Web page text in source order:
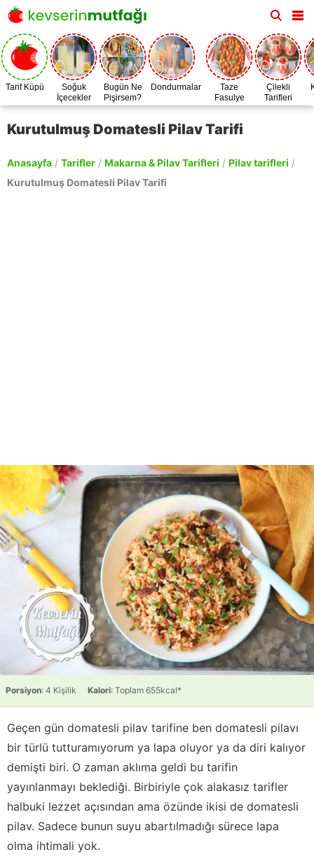
Tarif Küpü
Soğuk
İçecekler
Bugün Ne
Pişirsem?
Dondurmalar
Taze
Fasulye
Zamanı
Çilekli
Tarifleri
Kurutulmuş Domatesli Pilav Tarifi
Anasayfa / Tarifler / Makarna & Pilav Tarifleri / Pilav tarifleri /
Kurutulmuş Domatesli Pilav Tarifi
Porsiyon: 4 Kişilik Kalori: Toplam 655kcal*
Geçen gün domatesli pilav tarifine ben domatesli pilavı
bir türlü tutturamıyorum ya lapa oluyor ya da diri kalıyor
demişti biri. O zaman aklıma geldi bu tarifin
yayınlanmayı beklediği. Birbiriyle çok alakasız tarifler
halbuki lezzet açısından ama özünde ikisi de domatesli
pilav. Sadece bunun suyu abartılmadığı sürece lapa
olma ihtimali yok.